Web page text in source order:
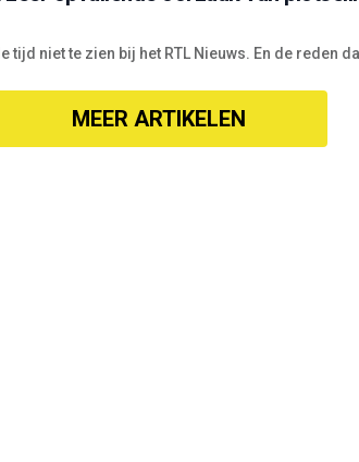
tijd niet te zien bij het RTL Nieuws. En de reden
MEER ARTIKELEN